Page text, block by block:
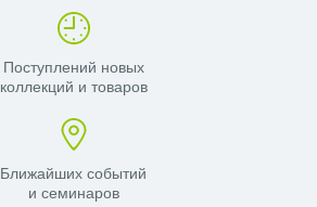
Поступлений новых
коллекций и товаров
Ближайших событий
и семинаров